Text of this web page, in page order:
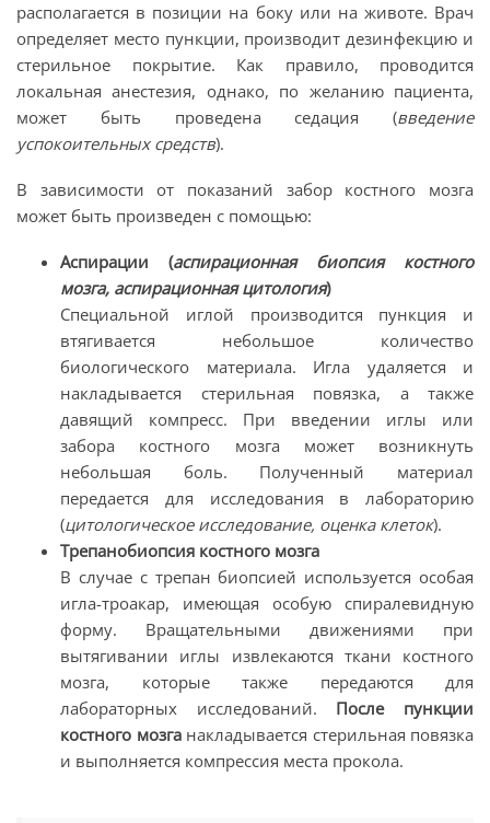
располагается в позиции на боку или на животе. Врач
определяет место пункции, производит дезинфекцию и
стерильное покрытие. Как правило, проводится
локальная анестезия, однако, по желанию пациента,
может быть проведена седация (введение
успокоительных средств).
В зависимости от показаний забор костного мозга
может быть произведен с помощью:
Аспирации (аспирационная биопсия костного
мозга, аспирационная цитология)
Специальной иглой производится пункция и
втягивается небольшое количество
биологического материала. Игла удаляется и
накладывается стерильная повязка, а также
давящий компресс. При введении иглы или
забора костного мозга может возникнуть
небольшая боль. Полученный материал
передается для исследования в лабораторию
(цитологическое исследование, оценка клеток).
Трепанобиопсия костного мозга
В случае с трепан биопсией используется особая
игла-троакар, имеющая особую спиралевидную
форму. Вращательными движениями при
вытягивании иглы извлекаются ткани костного
мозга, которые также передаются для
лабораторных исследований. После пункции
костного мозганакладывается стерильная повязка
и выполняется компрессия места прокола.